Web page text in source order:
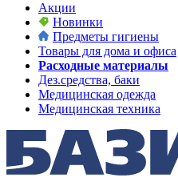
Акции
Новинки
Предметы гигиены
Товары для дома и офиса
Расходные материалы
Дез.средства, баки
Медицинская одежда
Медицинская техника